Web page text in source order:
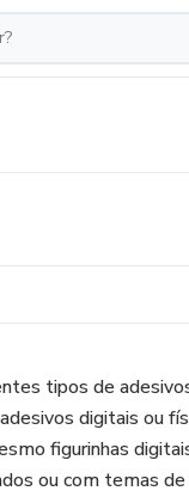
tipos de
digitais ou
figurinhas
ou com temas